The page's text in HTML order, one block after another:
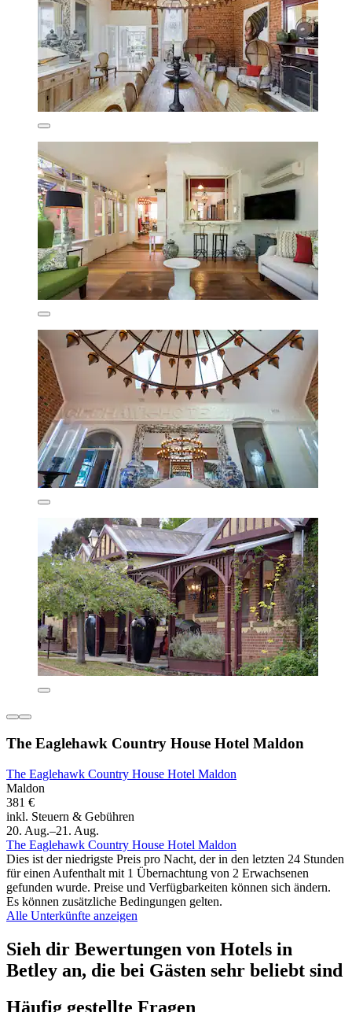
The Eaglehawk Country House Hotel Maldon
The Eaglehawk Country House Hotel Maldon
Maldon
381 €
inkl. Steuern & Gebühren
20. Aug.–21. Aug.
The Eaglehawk Country House Hotel Maldon
Dies ist der niedrigste Preis pro Nacht, der in den letzten 24 Stunden
für einen Aufenthalt mit 1 Übernachtung von 2 Erwachsenen
gefunden wurde. Preise und Verfügbarkeiten können sich ändern.
Es können zusätzliche Bedingungen gelten.
Alle Unterkünfte anzeigen
Sieh dir Bewertungen von Hotels in
Betley an, die bei Gästen sehr beliebt sind
Häufig gestellte Fragen